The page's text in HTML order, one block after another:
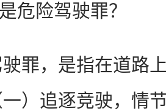
险驾驶罪？
，是指在道路上
）追逐竞驶，情